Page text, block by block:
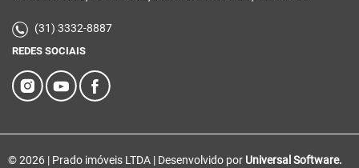
(31) 3332-8887
REDES SOCIAIS
© 2026 | Prado imóveis LTDA | Desenvolvido por Universal Software.